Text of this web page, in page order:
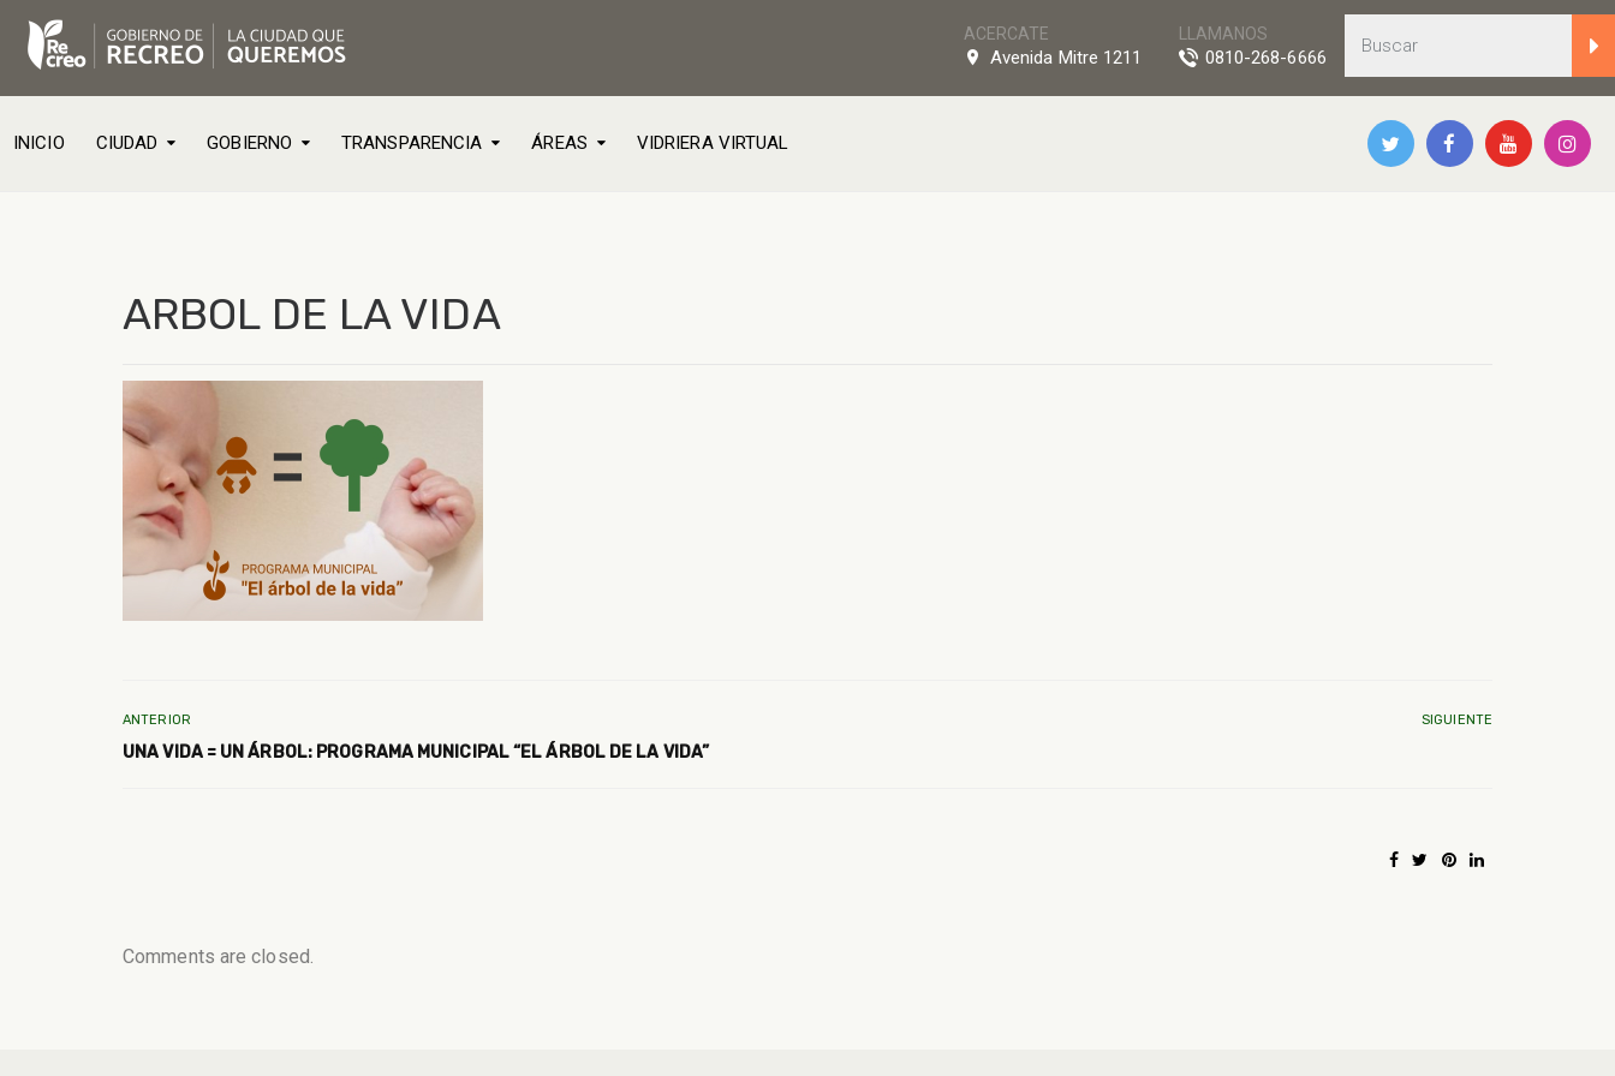
LLAMANOS
0810-268-6666
ACERCATE
Avenida Mitre 1211
INICIO CIUDAD GOBIERNO TRANSPARENCIA ÁREAS VIDRIERA VIRTUAL
ARBOL DE LA VIDA
ANTERIOR
UNA VIDA = UN ÁRBOL: PROGRAMA MUNICIPAL “EL ÁRBOL DE LA VIDA”
SIGUIENTE
Comments are closed.